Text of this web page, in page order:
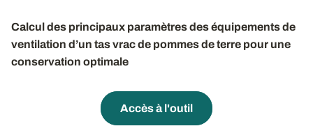
Calcul des principaux paramètres des équipements de
ventilation d’un tas vrac de pommes de terre pour une
conservation optimale
Accès à l'outil